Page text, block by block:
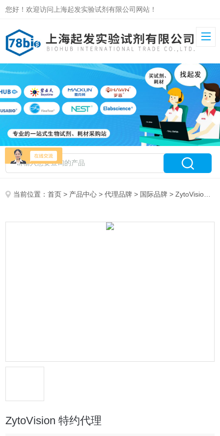
您好！欢迎访问上海起发实验试剂有限公司网站！
当前位置：首页 > 产品中心 >代理品牌 > 国际品牌 > ZytoVision 特约代理
ZytoVision 特约代理